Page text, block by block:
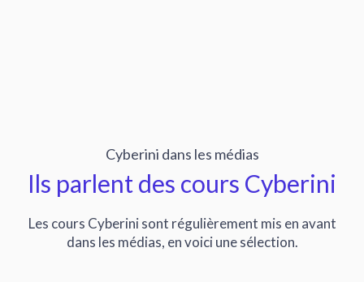
Cyberini dans les médias
Ils parlent des cours Cyberini
Les cours Cyberini sont régulièrement mis en avant
dans les médias, en voici une sélection.